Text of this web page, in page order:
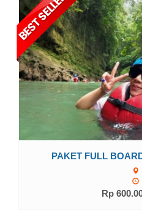
PAKET FULL
Rp